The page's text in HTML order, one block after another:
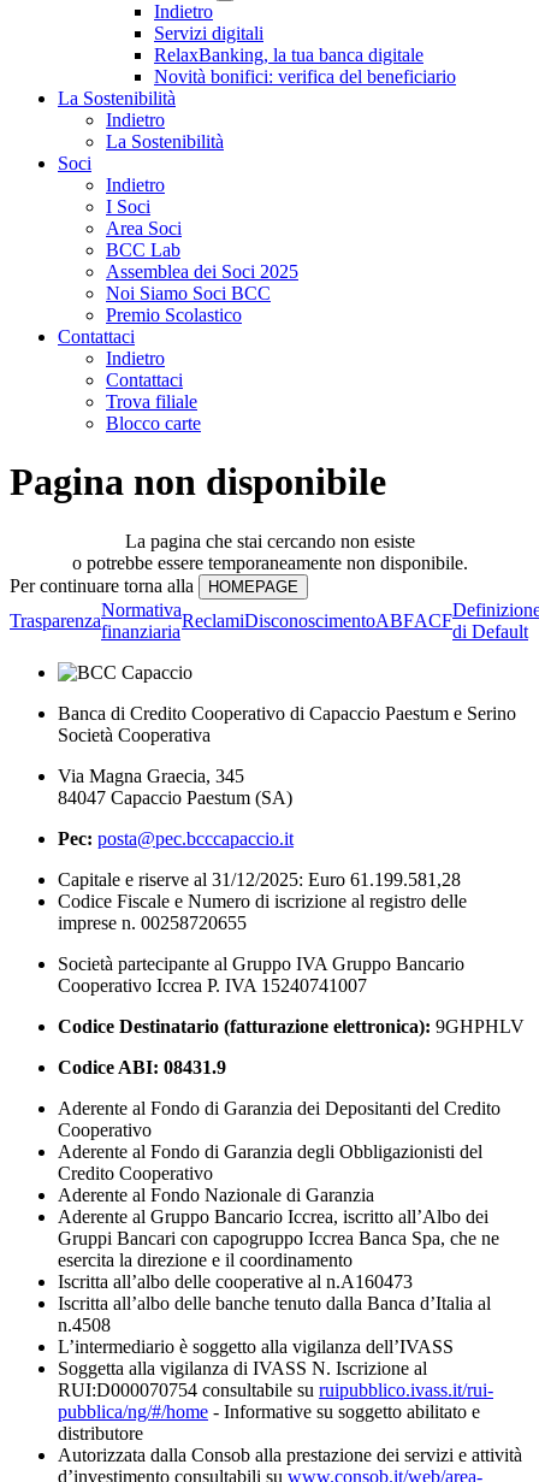
Indietro
Servizi digitali
RelaxBanking, la tua banca digitale
Novità bonifici: verifica del beneficiario
La Sostenibilità
Indietro
La Sostenibilità
Soci
Indietro
I Soci
Area Soci
BCC Lab
Assemblea dei Soci 2025
Noi Siamo Soci BCC
Premio Scolastico
Contattaci
Indietro
Contattaci
Trova filiale
Blocco carte
Pagina non disponibile
La pagina che stai cercando non esiste
o potrebbe essere temporaneamente non disponibile.
Per continuare torna alla
Trasparenza
Normativa
finanziaria
ReclamiDisconoscimentoABFACF
di Default
Banca di Credito Cooperativo di Capaccio Paestum e Serino
Società Cooperativa
Via Magna Graecia, 345
84047 Capaccio Paestum (SA)
Pec: posta@pec.bcccapaccio.it
Capitale e riserve al 31/12/2025: Euro 61.199.581,28
Codice Fiscale e Numero di iscrizione al registro delle
imprese n. 00258720655
Società partecipante al Gruppo IVA Gruppo Bancario
Cooperativo Iccrea P. IVA 15240741007
Codice Destinatario (fatturazione elettronica): 9GHPHLV
Codice ABI: 08431.9
Aderente al Fondo di Garanzia dei Depositanti del Credito
Cooperativo
Aderente al Fondo di Garanzia degli Obbligazionisti del
Credito Cooperativo
Aderente al Fondo Nazionale di Garanzia
Aderente al Gruppo Bancario Iccrea, iscritto all’Albo dei
Gruppi Bancari con capogruppo Iccrea Banca Spa, che ne
esercita la direzione e il coordinamento
Iscritta all’albo delle cooperative al n.A160473
Iscritta all’albo delle banche tenuto dalla Banca d’Italia al
n.4508
L’intermediario è soggetto alla vigilanza dell’IVASS
Soggetta alla vigilanza di IVASS N. Iscrizione al
RUI:D000070754 consultabile su ruipubblico.ivass.it/rui-
pubblica/ng/#/home - Informative su soggetto abilitato e
distributore
Autorizzata dalla Consob alla prestazione dei servizi e attività
d’investimento consultabili su www.consob.it/web/area-